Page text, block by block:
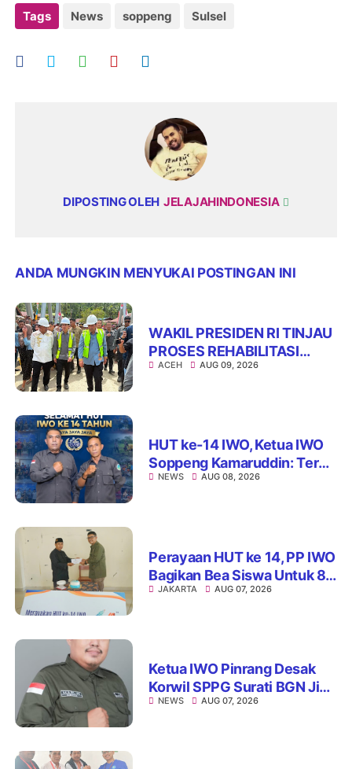
Tags News soppeng Sulsel
DIPOSTING OLEH JELAJAHINDONESIA
ANDA MUNGKIN MENYUKAI POSTINGAN INI
WAKIL PRESIDEN RI TINJAU
PROSES REHABILITASI
JEMBATAN LUMUT,
ACEH AUG 09, 2026
HUT ke-14 IWO, Ketua IWO
Soppeng Kamaruddin: Terus
Jaga Integritas dan Nama
NEWS AUG 08, 2026
Perayaan HUT ke 14, PP IWO
Bagikan Bea Siswa Untuk 8
Siswa SD Muhammadiyah
JAKARTA AUG 07, 2026
Ketua IWO Pinrang Desak
Korwil SPPG Surati BGN Jika
Ditemukan Dapur MBG Tak
NEWS AUG 07, 2026